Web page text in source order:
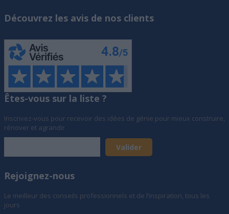
Découvrez les avis de nos clients
Êtes-vous sur la liste ?
Inscrivez-vous pour recevoir des idées de génie pour mieux construire,
rénover et agrandir
Rejoignez-nous
Le meilleur des conseils professionnels et de l’inspiration, tous les
jours